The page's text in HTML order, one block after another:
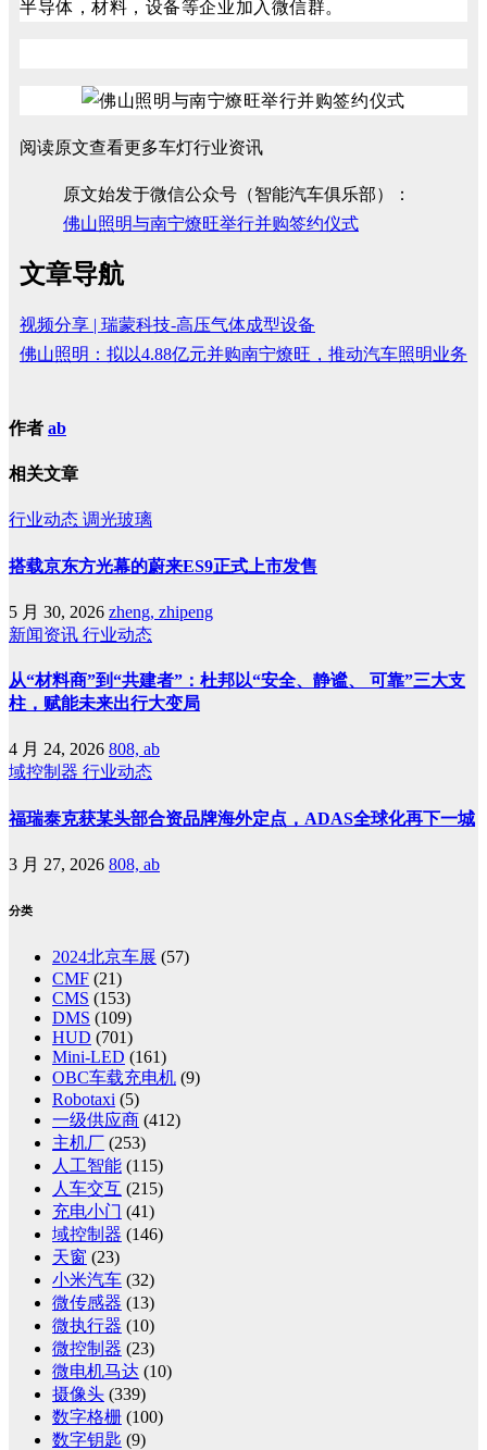
半导体，材料，设备等企业加入微信群。
阅读原文查看更多车灯行业资讯
原文始发于微信公众号（智能汽车俱乐部）：
佛山照明与南宁燎旺举行并购签约仪式
文章导航
视频分享 | 瑞蒙科技-高压气体成型设备
佛山照明：拟以4.88亿元并购南宁燎旺，推动汽车照明业务
作者 ab
相关文章
行业动态 调光玻璃
搭载京东方光幕的蔚来ES9正式上市发售
5 月 30, 2026 zheng, zhipeng
新闻资讯 行业动态
从“材料商”到“共建者”：杜邦以“安全、静谧、 可靠”三大支
柱，赋能未来出行大变局
4 月 24, 2026 808, ab
域控制器 行业动态
福瑞泰克获某头部合资品牌海外定点，ADAS全球化再下一城
3 月 27, 2026 808, ab
分类
2024北京车展 (57)
CMF (21)
CMS (153)
DMS (109)
HUD (701)
Mini-LED (161)
OBC车载充电机 (9)
Robotaxi (5)
一级供应商 (412)
主机厂 (253)
人工智能 (115)
人车交互 (215)
充电小门 (41)
域控制器 (146)
天窗 (23)
小米汽车 (32)
微传感器 (13)
微执行器 (10)
微控制器 (23)
微电机马达 (10)
摄像头 (339)
数字格栅 (100)
数字钥匙 (9)